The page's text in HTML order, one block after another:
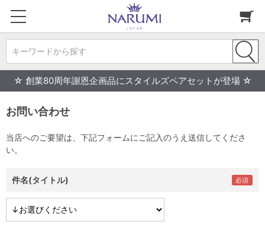
キーワードから探す
☆ 創業80周年謝恩企画品にスタイルズペアセットが登場 ☆
お問い合わせ
当店へのご要望は、下記フォームにご記入のうえ送信してくださ
い。
件名(タイトル)